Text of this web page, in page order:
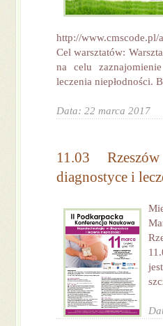
http://
Cel warsztatów:
na celu
leczenia niepłodności.
Data: 22 marca 2017
11.03
diagnostyce i